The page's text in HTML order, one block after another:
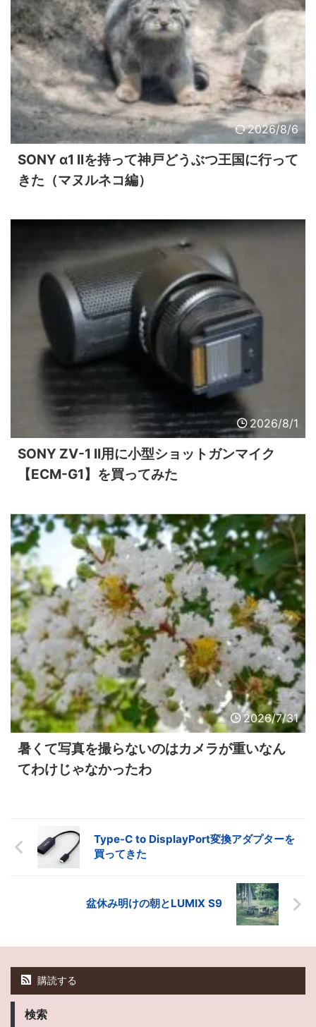
2026/8/6
SONY α1 IIを持って神戸どうぶつ王国に行って
きた（マヌルネコ編）
2026/8/1
SONY ZV-1 II用に小型ショットガンマイク
【ECM-G1】を買ってみた
2026/7/31
暑くて写真を撮らないのはカメラが重いなん
てわけじゃなかったわ
Type-C to DisplayPort変換アダプターを
買ってきた
盆休み明けの朝とLUMIX S9
購読する
検索